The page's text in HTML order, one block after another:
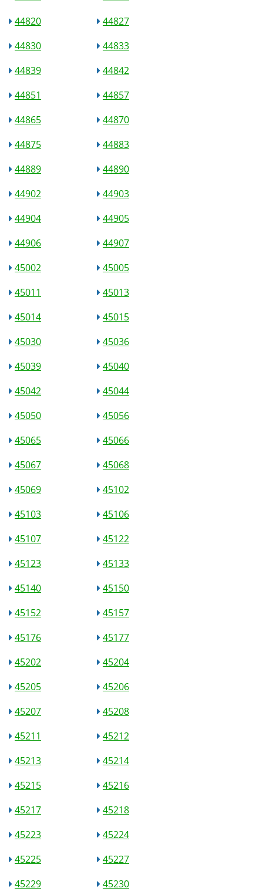
44820
44827
44830
44833
44839
44842
44851
44857
44865
44870
44875
44883
44889
44890
44902
44903
44904
44905
44906
44907
45002
45005
45011
45013
45014
45015
45030
45036
45039
45040
45042
45044
45050
45056
45065
45066
45067
45068
45069
45102
45103
45106
45107
45122
45123
45133
45140
45150
45152
45157
45176
45177
45202
45204
45205
45206
45207
45208
45211
45212
45213
45214
45215
45216
45217
45218
45223
45224
45225
45227
45229
45230